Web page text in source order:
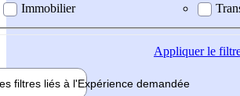
Immobilier
Appliquerle
filtres liés à l'Expérience demandée